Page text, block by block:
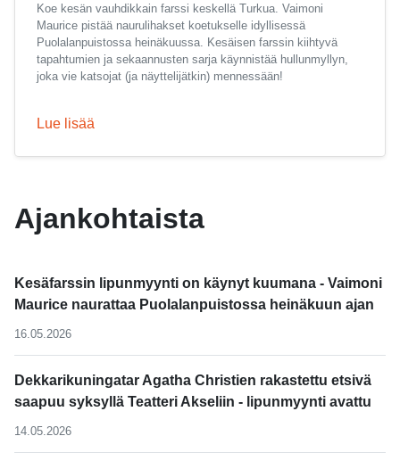
Ajankohtaista
Kesäfarssin lipunmyynti on käynyt kuumana - Vaimoni
Maurice naurattaa Puolalanpuistossa heinäkuun ajan
16.05.2026
Dekkarikuningatar Agatha Christien rakastettu etsivä
saapuu syksyllä Teatteri Akseliin - lipunmyynti avattu
14.05.2026
Koe kesän vauhdikkain farssi keskellä Turkua. Vaimoni
Maurice pistää naurulihakset koetukselle idyllisessä
Puolalanpuistossa heinäkuussa. Kesäisen farssin kiihtyvä
tapahtumien ja sekaannusten sarja käynnistää hullunmyllyn,
joka vie katsojat (ja näyttelijätkin) mennessään!
Lue lisää